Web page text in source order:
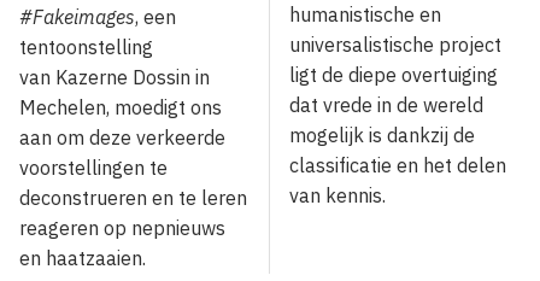
#Fakeimages, een
tentoonstelling
van Kazerne Dossin in
Mechelen, moedigt ons
aan om deze verkeerde
voorstellingen te
deconstrueren en te leren
reageren op nepnieuws
en haatzaaien.
humanistische en
universalistische project
ligt de diepe overtuiging
dat vrede in de wereld
mogelijk is dankzij de
classificatie en het delen
van kennis.